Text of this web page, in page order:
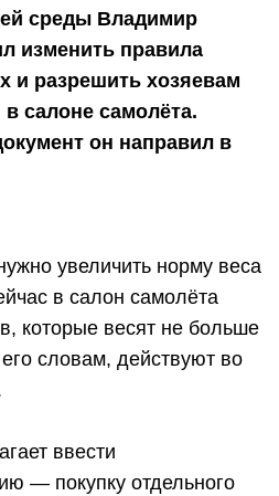
среды Владимир
изменить правила
и разрешить хозяевам
салоне самолёта.
он направил в
увеличить норму веса
в салон самолёта
которые весят не больше
словам, действуют во
ввести
— покупку отдельного